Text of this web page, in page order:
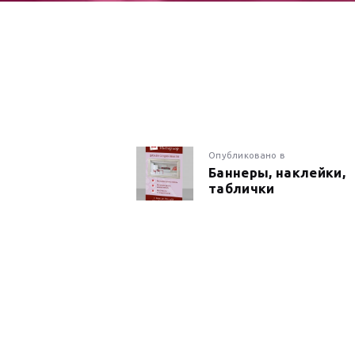
ПО
Опубликовано вПредыдущая
запись:
Баннеры, наклейки,
таблички